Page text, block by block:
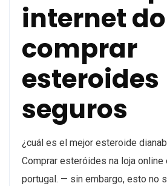
internet
comprar
esteroides
seguros
¿cuál es el mejor esteroide
Comprar esteróides na loja
portugal. — sin embargo, esto no